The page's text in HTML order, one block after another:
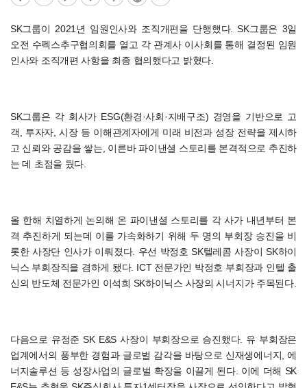
SK그룹이 2021년 임원인사와 조직개편을 단행했다. SK그룹은 3일
오전 수펙스추구협의회를 열고 각 관계사 이사회를 통해 결정된 임원
인사와 조직개편 사항을 최종 협의했다고 밝혔다.
SK그룹은 각 회사가 ESG(환경·사회·지배구조) 경영을 기반으로 고
객, 투자자, 시장 등 이해관계자에게 미래 비전과 성장 전략을 제시하
고 신뢰와 공감을 쌓는, 이른바 파이낸셜 스토리를 본격적으로 추진하
는 데 초점을 뒀다.
올 한해 치열하게 논의해 온 파이낸셜 스토리를 각 사가 내년부터 본
격 추진하게 되는데 이를 가속화하기 위해 두 명의 부회장 승진을 비
롯한 사장단 인사가 이뤄졌다. 우선 박정호 SK텔레콤 사장이 SK하이
닉스 부회장직을 겸하게 됐다. ICT 전문가인 박정호 부회장과 인텔 출
신의 반도체 전문가인 이석희 SK하이닉스 사장의 시너지가 주목된다.
다음으로 유정준 SK E&S 사장이 부회장으로 승진했다. 유 부회장은
업계에서의 풍부한 경험과 글로벌 감각을 바탕으로 신재생에너지, 에
너지솔루션 등 성장사업의 글로벌 확장을 이끌게 된다. 이에 더해 SK